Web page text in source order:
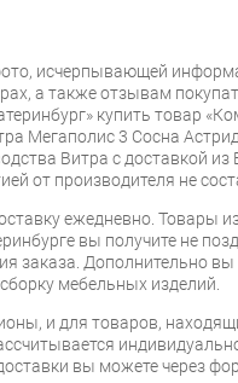
исчерпывающей
а также отзывам
купить товар
Мегаполис 3 Сосна
Витра с доставкой из
от производителя не
ежедневно. Товары
вы получите не
заказа. Дополнительно
мебельных изделий.
и для товаров,
вы можете через